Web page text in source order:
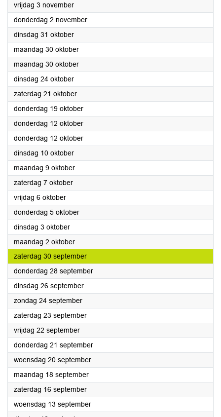
vrijdag 3 november2023
donderdag 2 november2023
dinsdag 31 oktober2023
maandag 30 oktober2023
maandag 30 oktober2023
dinsdag 24 oktober2023
zaterdag 21 oktober2023
donderdag 19 oktober2023
donderdag 12 oktober2023
donderdag 12 oktober2023
dinsdag 10 oktober2023
maandag 9 oktober2023
zaterdag 7 oktober2023
vrijdag 6 oktober2023
donderdag 5 oktober2023
dinsdag 3 oktober2023
maandag 2 oktober2023
zaterdag 30 september2023
donderdag 28 september2023
dinsdag 26 september2023
zondag 24 september2023
zaterdag 23 september2023
vrijdag 22 september2023
donderdag 21 september2023
woensdag 20 september2023
maandag 18 september2023
zaterdag 16 september2023
woensdag 13 september2023